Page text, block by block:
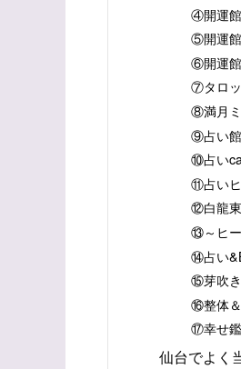
④開運
⑤開運
⑥開運
⑦タロ
⑧満月
⑨占い
⑩占い
⑪占い
⑫白龍
⑬～ヒ
⑭占い
⑮芽吹
⑯整体
⑰幸せ
仙台でよく